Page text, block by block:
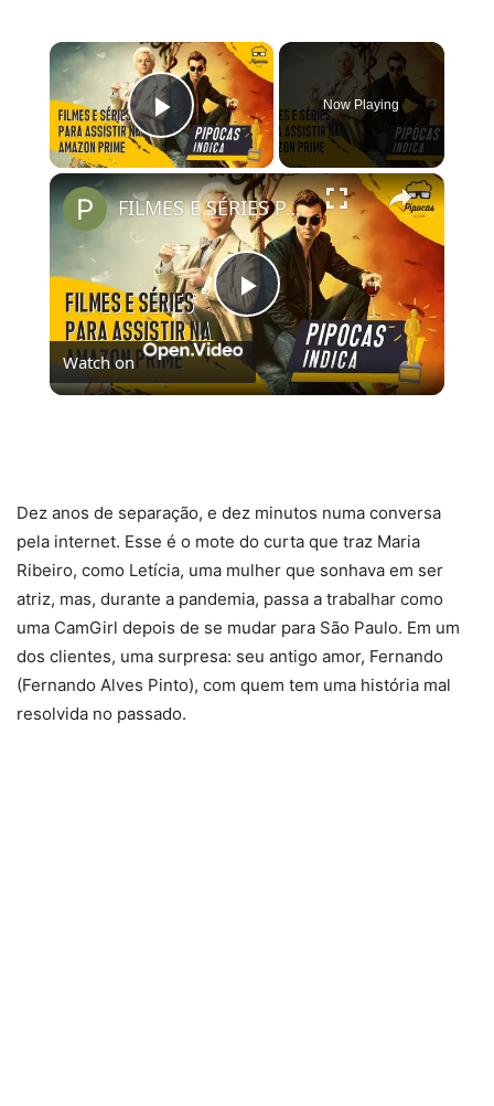
×
Play Video
Now Playing
×
Play
Video
FILMES E SÉRIES PARA ASSISTIR NO AMAZON PRIME VIDEO | #PipocasIndica 7
Watch on
Dez anos de separação, e dez minutos numa conversa
pela internet. Esse é o mote do curta que traz Maria
Ribeiro, como Letícia, uma mulher que sonhava em ser
atriz, mas, durante a pandemia, passa a trabalhar como
uma CamGirl depois de se mudar para São Paulo. Em um
dos clientes, uma surpresa: seu antigo amor, Fernando
(Fernando Alves Pinto), com quem tem uma história mal
resolvida no passado.